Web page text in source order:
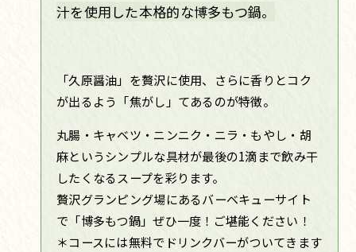
汁を使用した本格的な博多もつ鍋。
「久原醤油」を贅沢に使用、さらに香りとコク
が出るよう「焦がし」てあるのが特徴。
丸腸・キャベツ・ニンニク・ニラ・もやし・胡
麻というシンプルな具材が最後の1滴まで飲み干
したくなるスープを彩ります。
贅沢グランピング場にあるバーベキューサイト
で「博多もつ鍋」ぜひ一度！ご堪能ください！
＊コースには無料でドリンクバーがついてきます